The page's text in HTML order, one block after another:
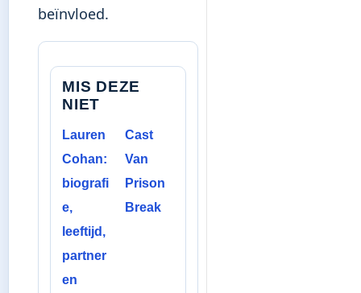
beïnvloed.
MIS DEZE
NIET
Lauren
Cohan:
biografi
e,
leeftijd,
partner
en
Cast
Van
Prison
Break